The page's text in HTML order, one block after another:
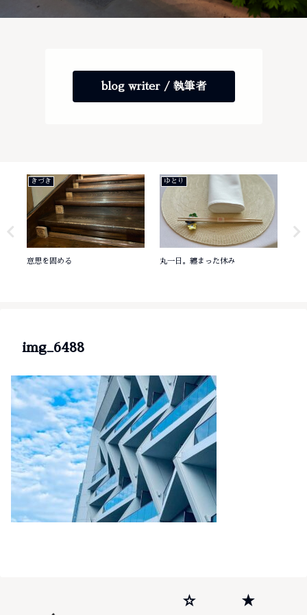
blog writer / 執筆者
きづき
意思を固める
ゆとり
丸一日。纏まった休み
img_6488
☆ ★